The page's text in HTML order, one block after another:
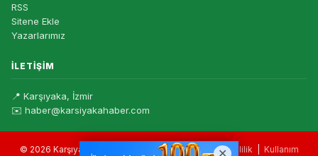
RSS
Sitene Ekle
Yazarlarımız
İLETIŞIM
📍 Karşıyaka, İzmir
✉️ haber@karsiyakahaber.com
© 2026 Karşıyaka Haber — Tüm hakları saklıdır. |Gizlilik Kullanım